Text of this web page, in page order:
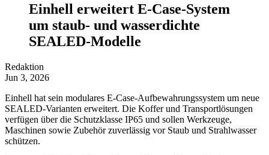
Einhell erweitert E-Case-System
um staub- und wasserdichte
SEALED-Modelle
Redaktion
Jun 3, 2026
Einhell hat sein modulares E-Case-Aufbewahrungssystem um neue
SEALED-Varianten erweitert. Die Koffer und Transportlösungen
verfügen über die Schutzklasse IP65 und sollen Werkzeuge,
Maschinen sowie Zubehör zuverlässig vor Staub und Strahlwasser
schützen.